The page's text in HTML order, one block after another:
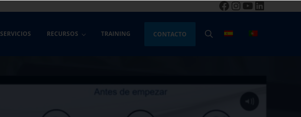
Facebook
Instagram
YouTube
LinkedIn
SERVICIOS RECURSOS TRAINING CONTACTO BUSCAR